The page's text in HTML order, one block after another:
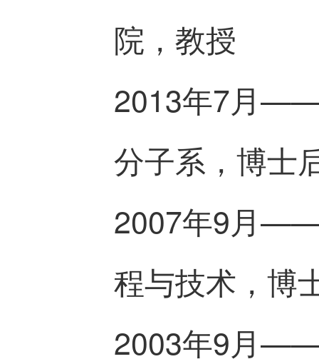
院，教授
2013年7月——
分子系，博士
2007年9月
程与技术，博
2003年9月